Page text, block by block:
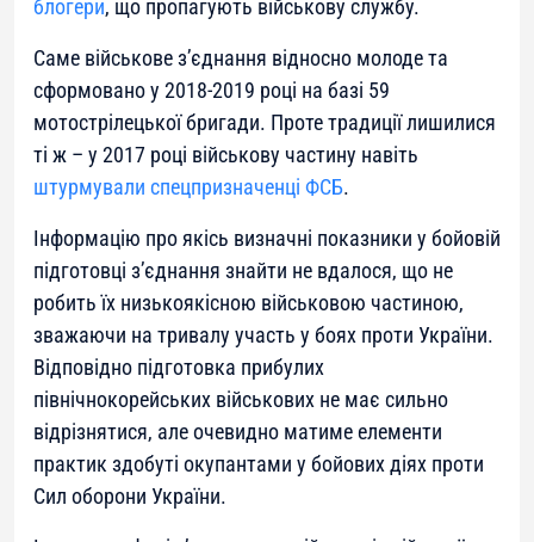
блогери, що пропагують військову службу.
Саме військове з’єднання відносно молоде та
сформовано у 2018-2019 році на базі 59
мотострілецької бригади. Проте традиції лишилися
ті ж – у 2017 році військову частину навіть
штурмували спецпризначенці ФСБ.
Інформацію про якісь визначні показники у бойовій
підготовці з’єднання знайти не вдалося, що не
робить їх низькоякісною військовою частиною,
зважаючи на тривалу участь у боях проти України.
Відповідно підготовка прибулих
північнокорейських військових не має сильно
відрізнятися, але очевидно матиме елементи
практик здобуті окупантами у бойових діях проти
Сил оборони України.